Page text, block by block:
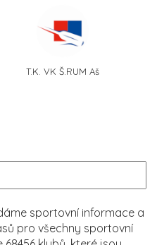
T.K. VK Š.RUM Aš
sportovní informace a
pro všechny sportovní